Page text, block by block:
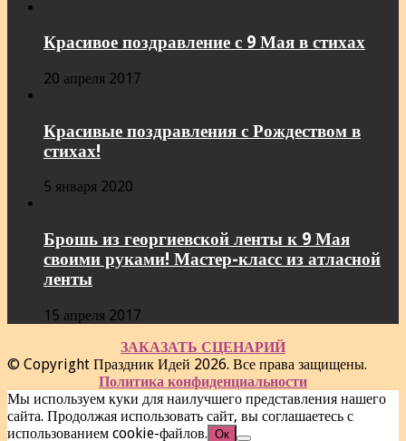
Красивое поздравление с 9 Мая в стихах
20 апреля 2017
Красивые поздравления с Рождеством в
стихах!
5 января 2020
Брошь из георгиевской ленты к 9 Мая
своими руками! Мастер-класс из атласной
ленты
15 апреля 2017
ЗАКАЗАТЬ СЦЕНАРИЙ
© Copyright Праздник Идей 2026. Все права защищены.
Политика конфиденциальности
Мы используем куки для наилучшего представления нашего
сайта. Продолжая использовать сайт, вы соглашаетесь с
использованием cookie-файлов. Ок